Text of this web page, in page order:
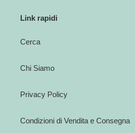
Link rapidi
Cerca
Chi Siamo
Privacy Policy
Condizioni di Vendita e Consegna